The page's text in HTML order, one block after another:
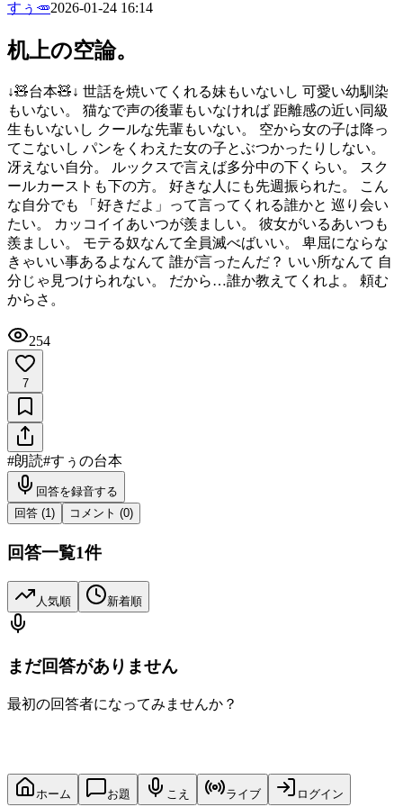
すぅ🥕2026-01-24 16:14
机上の空論。
↓🧸台本🧸↓ 世話を焼いてくれる妹もいないし 可愛い幼馴染
もいない。 猫なで声の後輩もいなければ 距離感の近い同級
生もいないし クールな先輩もいない。 空から女の子は降っ
てこないし パンをくわえた女の子とぶつかったりしない。
冴えない自分。 ルックスで言えば多分中の下くらい。 スク
ールカーストも下の方。 好きな人にも先週振られた。 こん
な自分でも 「好きだよ」って言ってくれる誰かと 巡り会い
たい。 カッコイイあいつが羨ましい。 彼女がいるあいつも
羨ましい。 モテる奴なんて全員滅べばいい。 卑屈にならな
きゃいい事あるよなんて 誰が言ったんだ？ いい所なんて 自
分じゃ見つけられない。 だから…誰か教えてくれよ。 頼む
からさ。
254
7
#朗読#すぅの台本
回答を録音する
回答 (1 ) コメント (0)
回答一覧1件
人気順 新着順
まだ回答がありません
最初の回答者になってみませんか？
ホーム お題 こえ ライブ ログイン